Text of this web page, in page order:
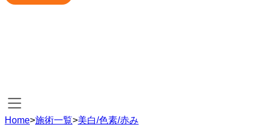
Home>施術一覧>美白/色素/赤み